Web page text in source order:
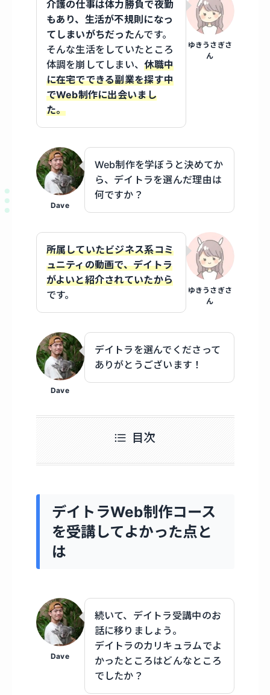
ゆきうさぎさ
ん
介護の仕事は体力勝負で夜勤
もあり、生活が不規則になっ
てしまいがちだったんです。
そんな生活をしていたところ
体調を崩してしまい、休職中
に在宅でできる副業を探す中
でWeb制作に出会いまし
た。
Dave
Web制作を学ぼうと決めてか
ら、デイトラを選んだ理由は
何ですか？
ゆきうさぎさ
ん
所属していたビジネス系コミ
ュニティの動画で、デイトラ
がよいと紹介されていたから
です。
Dave
デイトラを選んでくださって
ありがとうございます！
目次
デイトラWeb制作コース
を受講してよかった点と
は
Dave
続いて、デイトラ受講中のお
話に移りましょう。
デイトラのカリキュラムでよ
かったところはどんなところ
でしたか？